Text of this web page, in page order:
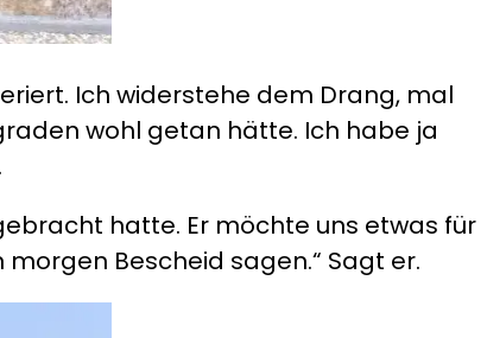
Ich widerstehe dem Drang, mal
wohl getan hätte. Ich habe ja
hatte. Er möchte uns etwas für
Bescheid sagen.“ Sagt er.